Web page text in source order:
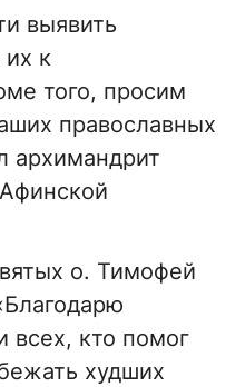
выявить
их к
того, просим
православных
архимандрит
о. Тимофей
кто помог
худших